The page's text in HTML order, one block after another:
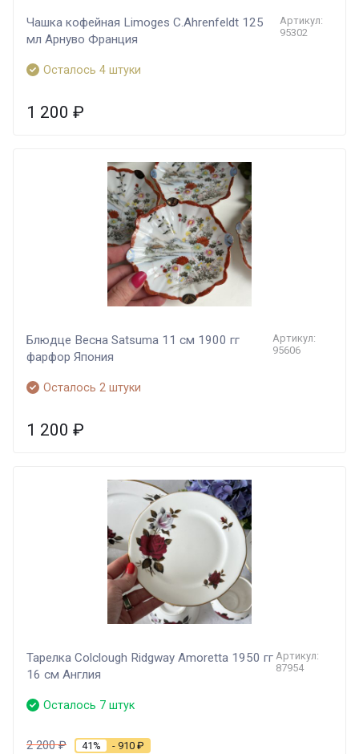
Чашка кофейная Limoges C.Ahrenfeldt 125
мл Арнуво Франция
Артикул:
95302
Осталось 4 штуки
1 200 ₽
Блюдце Весна Satsuma 11 см 1900 гг
фарфор Япония
Артикул:
95606
Осталось 2 штуки
1 200 ₽
Тарелка Colclough Ridgway Amoretta 1950 гг
16 см Англия
Артикул:
87954
Осталось 7 штук
2 200₽ 41% - 910 ₽